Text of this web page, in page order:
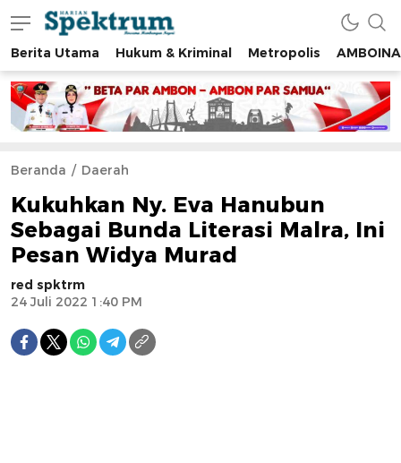
spektrumonline.com
Berita Utama Hukum & Kriminal Metropolis AMBOINA
Beranda Daerah
Kukuhkan Ny. Eva Hanubun
Sebagai Bunda Literasi Malra, Ini
Pesan Widya Murad
red spktrm
24 Juli 2022 1:40 PM